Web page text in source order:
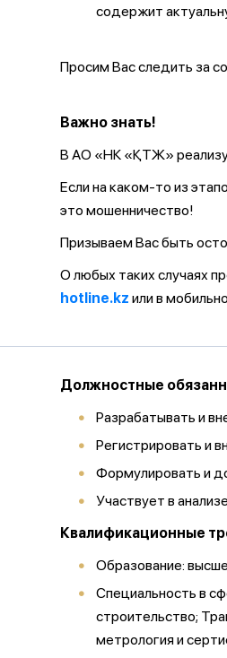
содержит
Просим Вас следить за
Важно знать!
В АО «НК «ҚТЖ»
Если на каком-то из
это мошенничество!
Призываем Вас быть
О любых таких случаях
hotline.kz или в
Должностные
Разрабатывать и
Регистрировать и
Формулировать и
Участвует в
Квалификационные
Образование:
Специальность в
строительство;
метрология и